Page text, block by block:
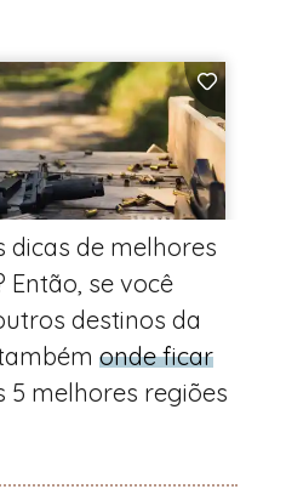
dicas de melhores
Então, se você
destinos da
onde ficar
5 melhores regiões